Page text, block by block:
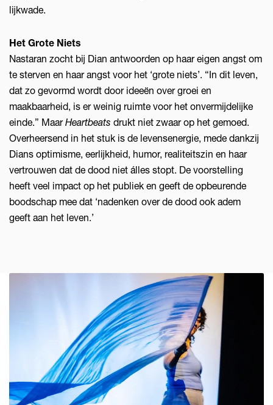
lijkwade.
Het Grote Niets
Nastaran zocht bij Dian antwoorden op haar eigen angst om
te sterven en haar angst voor het ‘grote niets’. “In dit leven,
dat zo gevormd wordt door ideeën over groei en
maakbaarheid, is er weinig ruimte voor het onvermijdelijke
einde.” MaarHeartbeats drukt niet zwaar op het gemoed.
Overheersend in het stuk is de levensenergie, mede dankzij
Dians optimisme, eerlijkheid, humor, realiteitszin en haar
vertrouwen dat de dood niet álles stopt. De voorstelling
heeft veel impact op het publiek en geeft de opbeurende
boodschap mee dat ‘nadenken over de dood ook adem
geeft aan het leven.’